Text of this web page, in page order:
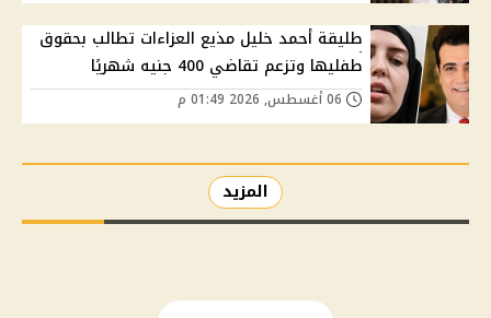
طليقة أحمد خليل مذيع العزاءات تطالب بحقوق
طفليها وتزعم تقاضي 400 جنيه شهريًا
المزيد